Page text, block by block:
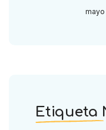
mayo
Etiqueta